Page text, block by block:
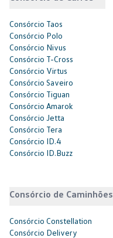
Consórcio Taos
Consórcio Polo
Consórcio Nivus
Consórcio T-Cross
Consórcio Virtus
Consórcio Saveiro
Consórcio Tiguan
Consórcio Amarok
Consórcio Jetta
Consórcio Tera
Consórcio ID.4
Consórcio ID.Buzz
Consórcio de Caminhões
Consórcio Constellation
Consórcio Delivery